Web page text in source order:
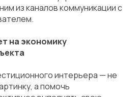
из каналов коммуникации с
на экономику
интерьера — не
а помочь